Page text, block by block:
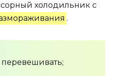
холодильник с
.